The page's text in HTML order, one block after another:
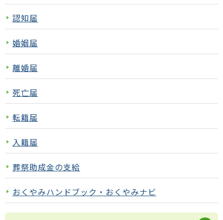
認知届
婚姻届
離婚届
死亡届
転籍届
入籍届
葬祭助成金の支給
おくやみハンドブック・おくやみナビ